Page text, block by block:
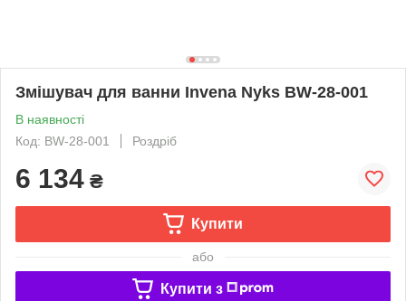
Змішувач для ванни Invena Nyks BW-28-001
В наявності
Код: BW-28-001
Роздріб
6 134 ₴
Купити
або
Купити з